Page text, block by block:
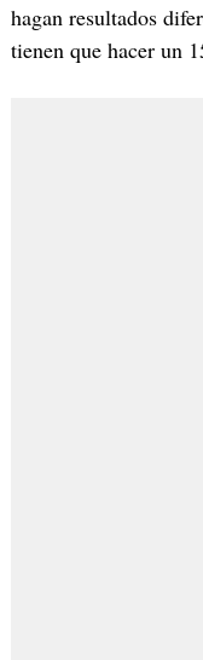
hagan resultados
tienen que hacer un